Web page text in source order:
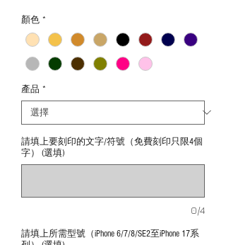
顏色 *
產品 *
請填上要刻印的文字/符號（免費刻印只限4個
字） (選填)
0/4
請填上所需型號（iPhone 6/7/8/SE2至iPhone 17系